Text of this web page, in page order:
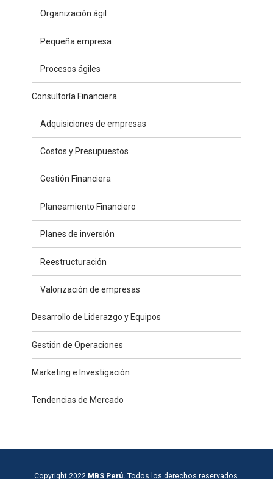
Organización ágil
Pequeña empresa
Procesos ágiles
Consultoría Financiera
Adquisiciones de empresas
Costos y Presupuestos
Gestión Financiera
Planeamiento Financiero
Planes de inversión
Reestructuración
Valorización de empresas
Desarrollo de Liderazgo y Equipos
Gestión de Operaciones
Marketing e Investigación
Tendencias de Mercado
Copyright 2022 MBS Perú. Todos los derechos reservados.